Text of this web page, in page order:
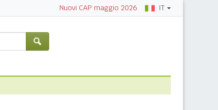
Nuovi CAP maggio 2026 IT